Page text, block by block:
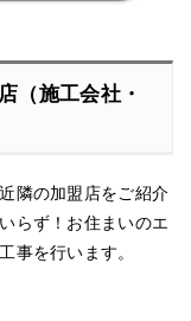
（施工会社・
隣の加盟店をご紹介
らず！お住まいのエ
事を行います。